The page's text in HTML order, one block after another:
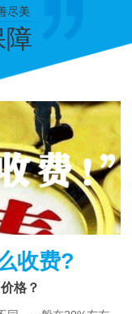
尽美
障
收费?
格？